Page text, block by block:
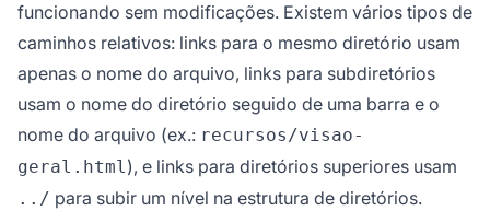
funcionando sem modificações. Existem vários tipos de
caminhos relativos: links para o mesmo diretório usam
apenas o nome do arquivo, links para subdiretórios
usam o nome do diretório seguido de uma barra e o
nome do arquivo (ex.: recursos/visao-
geral.html), e links para diretórios superiores usam
../ para subir um nível na estrutura de diretórios.